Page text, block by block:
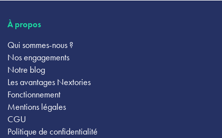
À propos
Qui sommes-nous ?
Nos engagements
Notre blog
Les avantages Nextories
Fonctionnement
Mentions légales
CGU
Politique de confidentialité